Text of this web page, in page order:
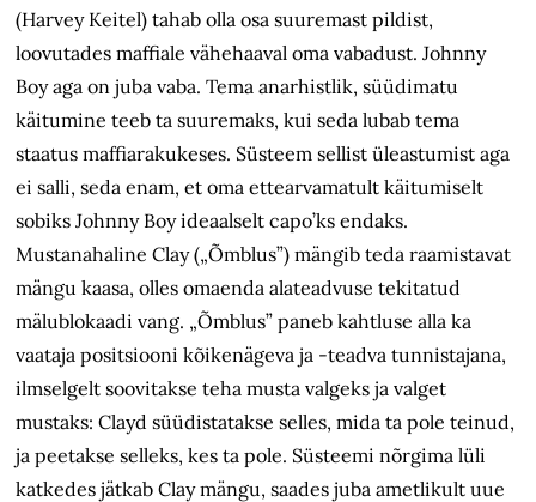
(Harvey Keitel) tahab olla osa suuremast pildist,
loovutades maffiale vähehaaval oma vabadust. Johnny
Boy aga on juba vaba. Tema anarhistlik, süüdimatu
käitumine teeb ta suuremaks, kui seda lubab tema
staatus maffiarakukeses. Süsteem sellist üleastumist aga
ei salli, seda enam, et oma ettearvamatult käitumiselt
sobiks Johnny Boy ideaalselt capo’ks endaks.
Mustanahaline Clay („Õmblus”) mängib teda raamistavat
mängu kaasa, olles omaenda alateadvuse tekitatud
mälublokaadi vang. „Õmblus” paneb kahtluse alla ka
vaataja positsiooni kõikenägeva ja -teadva tunnistajana,
ilmselgelt soovitakse teha musta valgeks ja valget
mustaks: Clayd süüdistatakse selles, mida ta pole teinud,
ja peetakse selleks, kes ta pole. Süsteemi nõrgima lüli
katkedes jätkab Clay mängu, saades juba ametlikult uue